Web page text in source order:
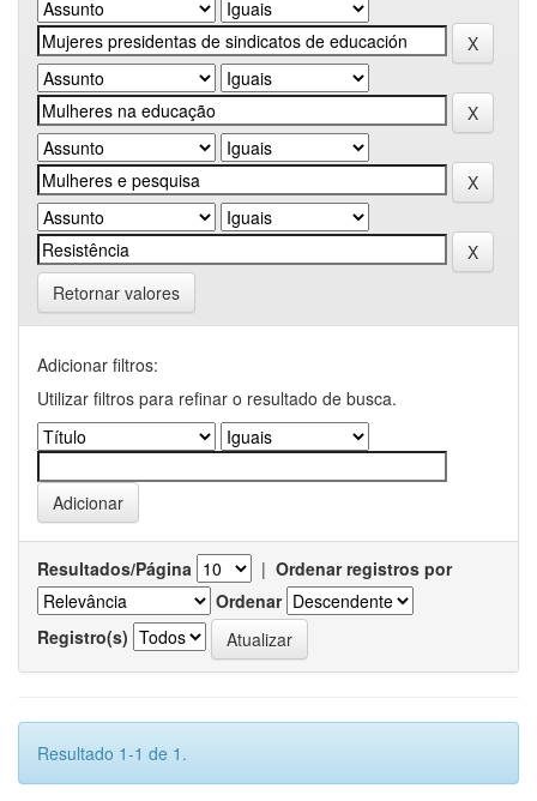
Retornar valores
Adicionar filtros:
Utilizar filtros para refinar o resultado de busca.
Resultados/Página | Ordenar registros por
Ordenar
Registro(s)
Resultado 1-1 de 1.